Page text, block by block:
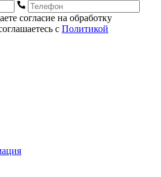
согласие на обработку
с Политикой